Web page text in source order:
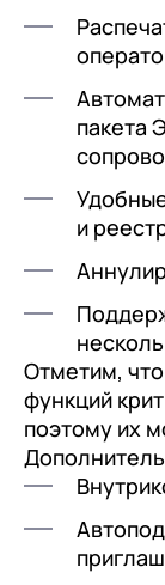
пакета
и
Отметим,
функций
поэтому их